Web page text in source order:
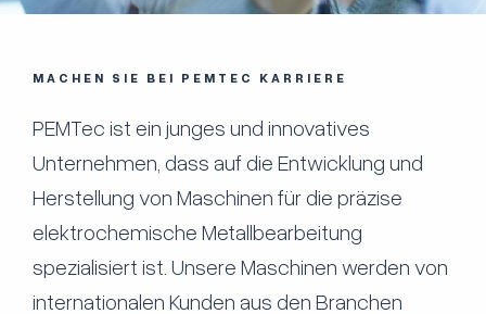
MACHEN SIE BEI PEMTEC KARRIERE
PEMTec ist ein junges und innovatives
Unternehmen, dass auf die Entwicklung und
Herstellung von Maschinen für die präzise
elektrochemische Metallbearbeitung
spezialisiert ist. Unsere Maschinen werden von
internationalen Kunden aus den Branchen